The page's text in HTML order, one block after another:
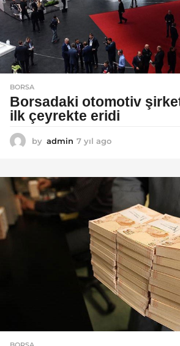
BORSA
Borsadaki otomotiv
ilk çeyrekte eridi
by admin 7 yıl ago
l
a
o